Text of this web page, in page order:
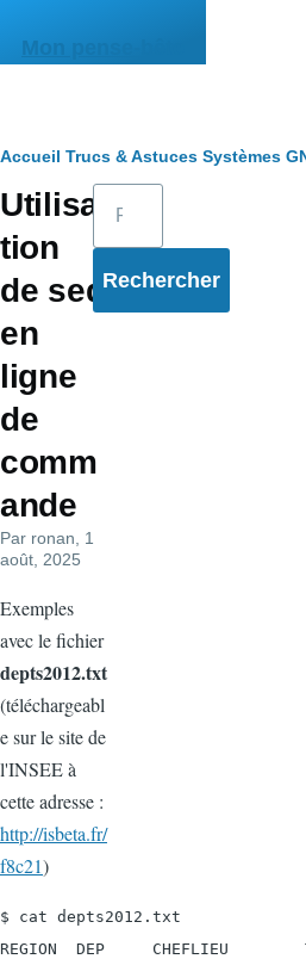
Mon pense-bête
Fil
d'Ariane
Accueil Trucs & Astuces Systèmes
Utilisa
tion
de sed
en
ligne
de
comm
ande
Par ronan , 1
août, 2025
Exemples
avec le fichier
depts2012.txt
(téléchargeabl
e sur le site de
l'INSEE à
cette adresse :
http://isbeta.fr/
f8c21)
$ cat depts2012.txt
REGION  DEP     CHEFLIEU
Rechercher